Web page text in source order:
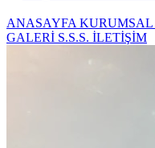
ANASAYFA KURUMSAL
GALERİ S.S.S. İLETİŞİM